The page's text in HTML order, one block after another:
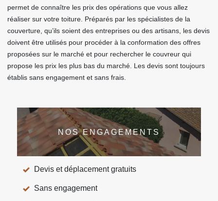
permet de connaître les prix des opérations que vous allez
réaliser sur votre toiture. Préparés par les spécialistes de la
couverture, qu’ils soient des entreprises ou des artisans, les devis
doivent être utilisés pour procéder à la conformation des offres
proposées sur le marché et pour rechercher le couvreur qui
propose les prix les plus bas du marché. Les devis sont toujours
établis sans engagement et sans frais.
NOS ENGAGEMENTS
Devis et déplacement gratuits
Sans engagement